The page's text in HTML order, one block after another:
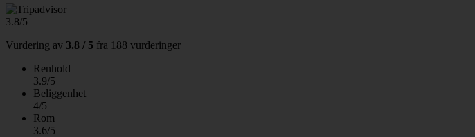
3.8/5
Vurdering av 3.8 / 5 fra 188 vurderinger
Renhold
3.9/5
Beliggenhet
4/5
Rom
3.6/5